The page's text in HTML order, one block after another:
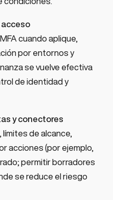
cuando aplique,
por entornos y
se vuelve efectiva
de identidad y
y conectores
de alcance,
acciones (por ejemplo,
permitir borradores
se reduce el riesgo